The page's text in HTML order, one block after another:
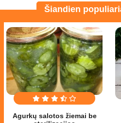
Šiandien
Agurkų salotos žiemai be